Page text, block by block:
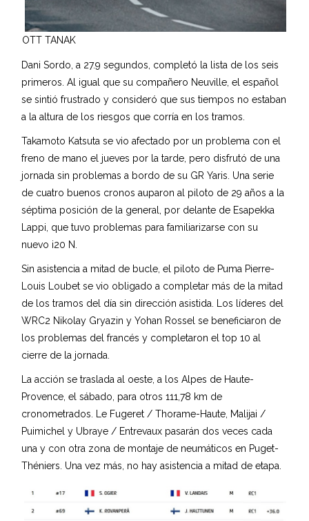
OTT TANAK
Dani Sordo, a 27.9 segundos, completó la lista de los seis
primeros. Al igual que su compañero Neuville, el español
se sintió frustrado y consideró que sus tiempos no estaban
a la altura de los riesgos que corría en los tramos.
Takamoto Katsuta se vio afectado por un problema con el
freno de mano el jueves por la tarde, pero disfrutó de una
jornada sin problemas a bordo de su GR Yaris. Una serie
de cuatro buenos cronos auparon al piloto de 29 años a la
séptima posición de la general, por delante de Esapekka
Lappi, que tuvo problemas para familiarizarse con su
nuevo i20 N.
Sin asistencia a mitad de bucle, el piloto de Puma Pierre-
Louis Loubet se vio obligado a completar más de la mitad
de los tramos del día sin dirección asistida. Los líderes del
WRC2 Nikolay Gryazin y Yohan Rossel se beneficiaron de
los problemas del francés y completaron el top 10 al
cierre de la jornada.
La acción se traslada al oeste, a los Alpes de Haute-
Provence, el sábado, para otros 111,78 km de
cronometrados. Le Fugeret / Thorame-Haute, Malijai /
Puimichel y Ubraye / Entrevaux pasarán dos veces cada
una y con otra zona de montaje de neumáticos en Puget-
Théniers. Una vez más, no hay asistencia a mitad de etapa.